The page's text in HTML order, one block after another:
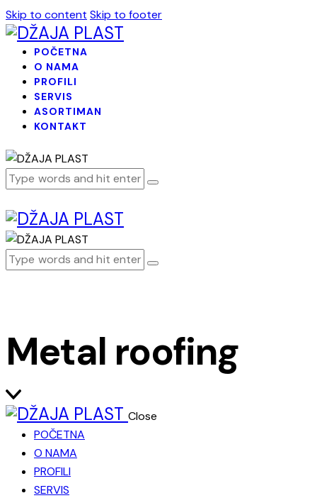
Skip to content Skip to footer
POČETNA
O NAMA
PROFILI
SERVIS
ASORTIMAN
KONTAKT
Metal roofing
Close
POČETNA
O NAMA
PROFILI
SERVIS